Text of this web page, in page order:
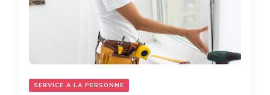
SERVICE A LA PERSONNE